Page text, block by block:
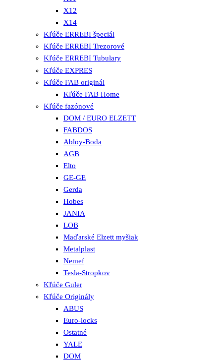
X12
X14
Kľúče ERREBI špeciál
Kľúče ERREBI Trezorové
Kľúče ERREBI Tubulary
Kľúče EXPRES
Kľúče FAB originál
Kľúče FAB Home
Kľúče fazónové
DOM / EURO ELZETT
FABDOS
Abloy-Boda
AGB
Elto
GE-GE
Gerda
Hobes
JANIA
LOB
Maďarské Elzett myšiak
Metalplast
Nemef
Tesla-Stropkov
Kľúče Guler
Kľúče Originály
ABUS
Euro-locks
Ostatné
YALE
DOM